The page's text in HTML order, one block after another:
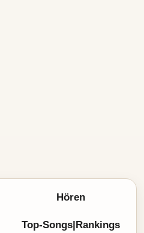
Hören
Top-Songs|Rankings